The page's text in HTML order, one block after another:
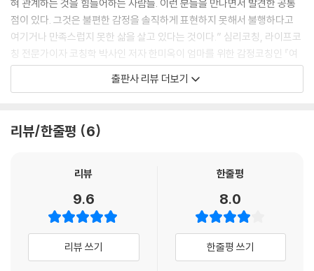
기 시작하면서 김 팀장의 생각도 확장되어 갔다. 한참 동안 같은 질문이 이
어졌다.
“투덜아, 너 누구니?”
“좋은 사람, 천사, 돕고 싶은 사람, 착한 사람, 봉사하는 사람, 선한 사람, 질
투쟁이, 바보, 직장을 정말 사랑하는 사람, 열심히 사는 사람, 똑순이.”
“깜짝 놀랐어요. 이렇게 많은 생각과 감정들이 나온다는 게. 그리고 나중에
“밸런스. 균형을 찾아서…. 솔직한 감정을 이야기하고 싶어요. 저에 대한
이미지를 훼손시키지 않고 거절하고 싶은 거 같아요.”
--- p.115~116
철수와 이야기를 하는 동안 ADHD 판정을 받은 것이 믿기지 않을 정도로
주의가 산만하다거나 과한 행동은 전혀 찾아볼 수 없었다. 그동안 있었던
혀 관계하는 것을 힘들어하는 사람들. 이런 분들을 만나면서 발견한 공통
점이 있다. 그것은 불편한 감정을 솔직하게 표현하지 못해서 불행하다고
여기거나 만족스럽지 못한 삶을 살고 있다는 것이다.” 심리코칭, 라이프코
칭 전문가이자 코칭학 박사인 저자 한미옥이 엄마를 위한 감정코칭인 『여
자의 감정청소』를 세상에 내놓는다. 이 책은 저자의 이야기자 이웃의 이야
기다. 우울, 자기비하, 억울함에 치받혀 방 안에만 갇혀 있던 엄마, 자아를
서 ‘나와 같은 사람이 많구나’라는 사실을 알고 위로받기를 바라는 마음을
기거나 만족스럽지 못한 삶을 살고 있는 분들이 많다. 이 책은 감정적 고통
이 되고 고통에서 벗어나는 방법을 안내한다. 독자들에게 행복한 삶을 방
해하는 감정적 불편함을 만나고 치유되는 안내서가 되기를 기원한다.
자신에게 친절한 사람이 되자
출판사 리뷰 더보기
리뷰/한줄평 6
리뷰
9.6
리뷰 쓰기
한줄평
8.0
한줄평 쓰기